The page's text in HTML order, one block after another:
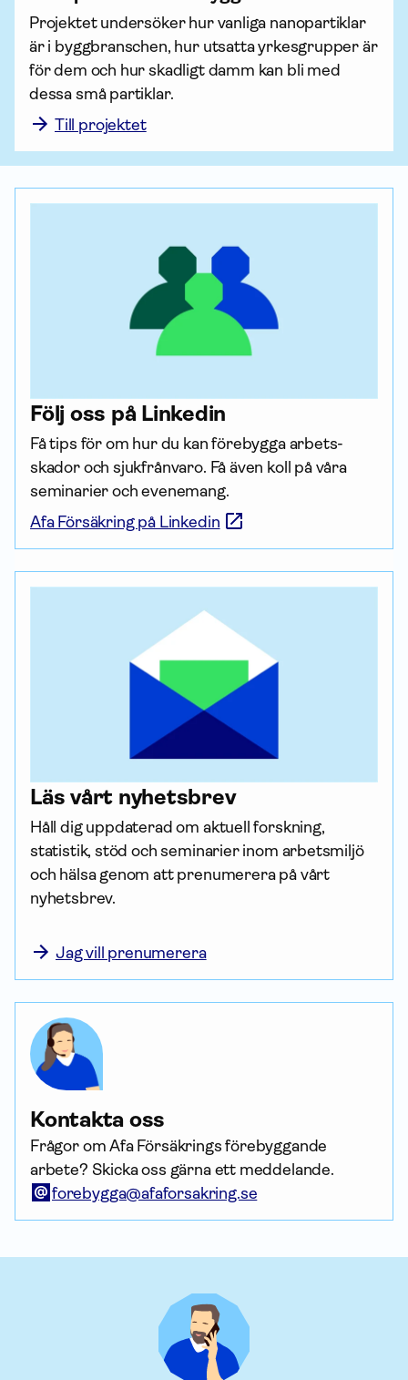
Projektet undersöker hur vanliga nanopartiklar
är i byggbranschen, hur utsatta yrkesgrupper är
för dem och hur skadligt damm kan bli med
dessa små partiklar.
Till projektet
Följ oss på Linkedin
Få tips för om hur du kan förebygga arbets­
skador och sjukfrånvaro. Få även koll på våra
seminarier och evenemang.
Afa Försäkring på Linkedin
Läs vårt nyhetsbrev
Håll dig uppdaterad om aktuell forskning,
statistik, stöd och seminarier inom arbetsmiljö
och hälsa genom att prenumerera på vårt
nyhetsbrev.
Jag vill prenumerera
Kontakta oss
Frågor om Afa Försäkrings förebyggande
arbete? Skicka oss gärna ett meddelande.
forebygga@afaforsakring.se